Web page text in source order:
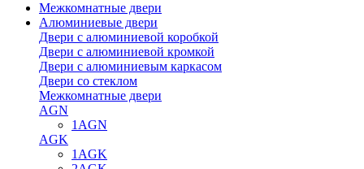
Межкомнатные двери
Алюминиевые двери
Двери с алюминиевой коробкой
Двери с алюминиевой кромкой
Двери с алюминиевым каркасом
Двери со стеклом
Межкомнатные двери
AGN
1AGN
AGK
1AGK